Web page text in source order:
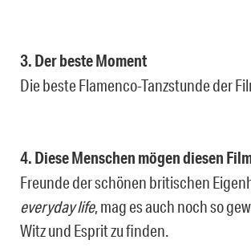
3. Der beste Moment
Die beste Flamenco-Tanzstunde der
4. Diese Menschen mögen diesen
Freunde der schönen britischen
everyday life, mag es auch noch so
Witz und Esprit zu finden.